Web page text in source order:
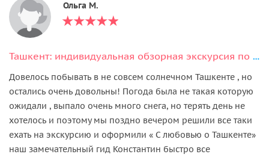
Ольга М.
Ташкент: индивидуальная обзорная экскурсия по городу за 5 часов
Довелось побывать в не совсем солнечном Ташкенте , но
остались очень довольны! Погода была не такая которую
ожидали , выпало очень много снега, но терять день не
хотелось и поэтому мы поздно вечером решили все таки
ехать на экскурсию и оформили « С любовью о Ташкенте»
наш замечательный гид Константин быстро все